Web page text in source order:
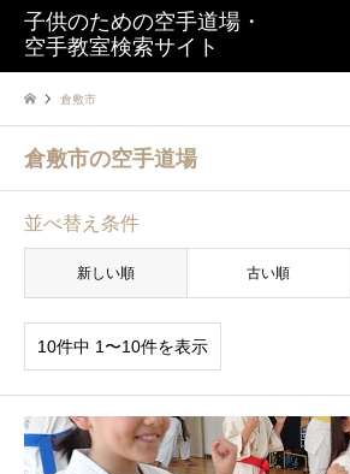
子供のための空手道場・
空手教室検索サイト
倉敷市
倉敷市の空手道場
並べ替え条件
新しい順 古い順
10件中 1〜10件を表示